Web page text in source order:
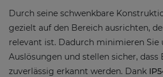
Durch seine schwenkbare
gezielt auf den Bereich ausrichten,
relevant ist. Dadurch minimieren Sie
Auslösungen und stellen sicher, dass
zuverlässig erkannt werden. Dank